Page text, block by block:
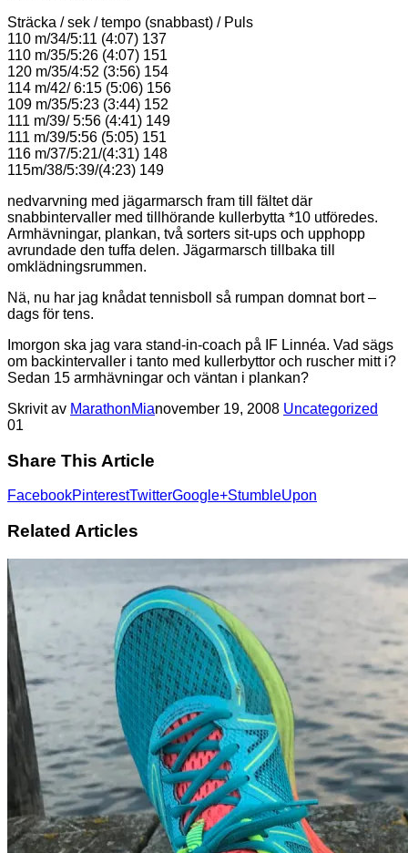
Sträcka / sek / tempo (snabbast) / Puls
110 m/34/5:11 (4:07) 137
110 m/35/5:26 (4:07) 151
120 m/35/4:52 (3:56) 154
114 m/42/ 6:15 (5:06) 156
109 m/35/5:23 (3:44) 152
111 m/39/ 5:56 (4:41) 149
111 m/39/5:56 (5:05) 151
116 m/37/5:21/(4:31) 148
115m/38/5:39/(4:23) 149
nedvarvning med jägarmarsch fram till fältet där
snabbintervaller med tillhörande kullerbytta *10 utföredes.
Armhävningar, plankan, två sorters sit-ups och upphopp
avrundade den tuffa delen. Jägarmarsch tillbaka till
omklädningsrummen.
Nä, nu har jag knådat tennisboll så rumpan domnat bort –
dags för tens.
Imorgon ska jag vara stand-in-coach på IF Linnéa. Vad sägs
om backintervaller i tanto med kullerbyttor och ruscher mitt i?
Sedan 15 armhävningar och väntan i plankan?
Skrivit av MarathonMianovember 19, 2008 Uncategorized
01
Share This Article
FacebookPinterestTwitterGoogle+StumbleUpon
Related Articles